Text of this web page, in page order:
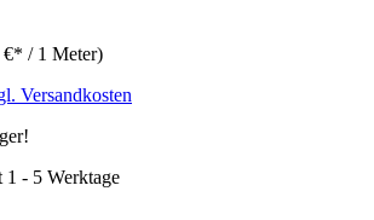
€* / 1 Meter)
Versandkosten
- 5 Werktage